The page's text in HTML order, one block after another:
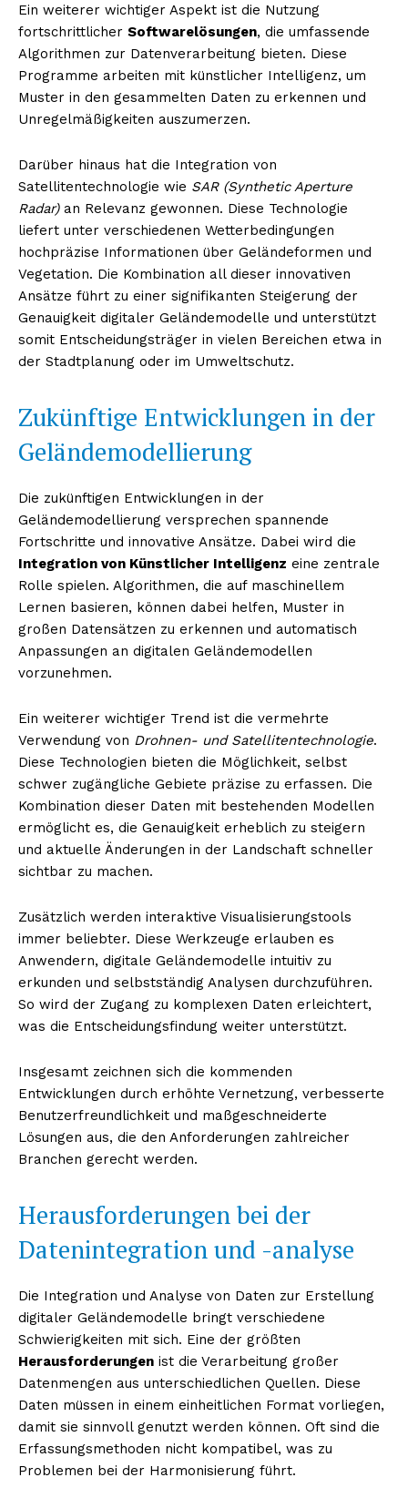
Ein weiterer wichtiger Aspekt ist die Nutzung
fortschrittlicher Softwarelösungen, die umfassende
Algorithmen zur Datenverarbeitung bieten. Diese
Programme arbeiten mit künstlicher Intelligenz, um
Muster in den gesammelten Daten zu erkennen und
Unregelmäßigkeiten auszumerzen.
Darüber hinaus hat die Integration von
Satellitentechnologie wie SAR (Synthetic Aperture
Radar)an Relevanz gewonnen. Diese Technologie
liefert unter verschiedenen Wetterbedingungen
hochpräzise Informationen über Geländeformen und
Vegetation. Die Kombination all dieser innovativen
Ansätze führt zu einer signifikanten Steigerung der
Genauigkeit digitaler Geländemodelle und unterstützt
somit Entscheidungsträger in vielen Bereichen etwa in
der Stadtplanung oder im Umweltschutz.
Zukünftige Entwicklungen in der
Geländemodellierung
Die zukünftigen Entwicklungen in der
Geländemodellierung versprechen spannende
Fortschritte und innovative Ansätze. Dabei wird die
Integration von Künstlicher Intelligenz eine zentrale
Rolle spielen. Algorithmen, die auf maschinellem
Lernen basieren, können dabei helfen, Muster in
großen Datensätzen zu erkennen und automatisch
Anpassungen an digitalen Geländemodellen
vorzunehmen.
Ein weiterer wichtiger Trend ist die vermehrte
Verwendung von Drohnen- und Satellitentechnologie.
Diese Technologien bieten die Möglichkeit, selbst
schwer zugängliche Gebiete präzise zu erfassen. Die
Kombination dieser Daten mit bestehenden Modellen
ermöglicht es, die Genauigkeit erheblich zu steigern
und aktuelle Änderungen in der Landschaft schneller
sichtbar zu machen.
Zusätzlich werden interaktive Visualisierungstools
immer beliebter. Diese Werkzeuge erlauben es
Anwendern, digitale Geländemodelle intuitiv zu
erkunden und selbstständig Analysen durchzuführen.
So wird der Zugang zu komplexen Daten erleichtert,
was die Entscheidungsfindung weiter unterstützt.
Insgesamt zeichnen sich die kommenden
Entwicklungen durch erhöhte Vernetzung, verbesserte
Benutzerfreundlichkeit und maßgeschneiderte
Lösungen aus, die den Anforderungen zahlreicher
Branchen gerecht werden.
Herausforderungen bei der
Datenintegration und -analyse
Die Integration und Analyse von Daten zur Erstellung
digitaler Geländemodelle bringt verschiedene
Schwierigkeiten mit sich. Eine der größten
Herausforderungen ist die Verarbeitung großer
Datenmengen aus unterschiedlichen Quellen. Diese
Daten müssen in einem einheitlichen Format vorliegen,
damit sie sinnvoll genutzt werden können. Oft sind die
Erfassungsmethoden nicht kompatibel, was zu
Problemen bei der Harmonisierung führt.